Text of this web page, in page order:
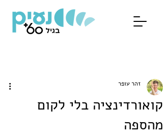
קואורדינציה בלי לקום
מהספה
זהר עופר